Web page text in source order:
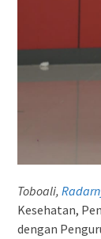
Toboali,
Kesehatan,
dengan